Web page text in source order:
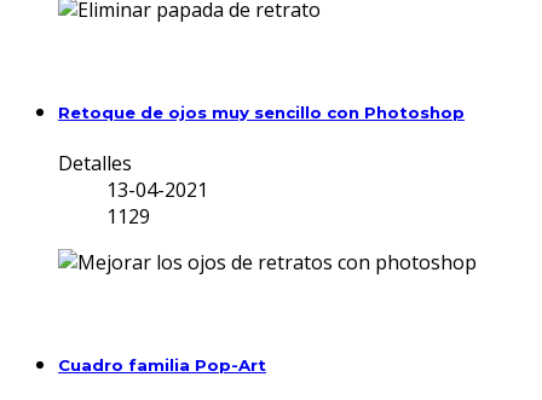
Retoque de ojos muy sencillo con Photoshop
Detalles
13-04-2021
1129
Cuadro familia Pop-Art